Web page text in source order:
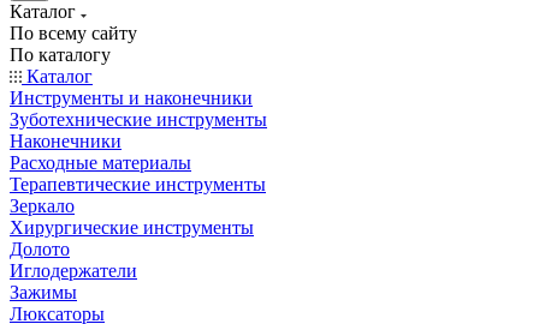
Каталог
По всему сайту
По каталогу
Каталог
Инструменты и наконечники
Зуботехнические инструменты
Наконечники
Расходные материалы
Терапевтические инструменты
Зеркало
Хирургические инструменты
Долото
Иглодержатели
Зажимы
Люксаторы